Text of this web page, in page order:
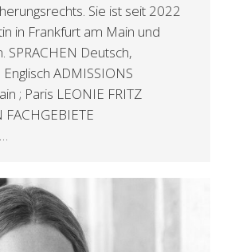
Sie ist seit 2022
in Frankfurt am Main und
SPRACHEN Deutsch,
ADMISSIONS
; Paris LEONIE FRITZ
FACHGEBIETE